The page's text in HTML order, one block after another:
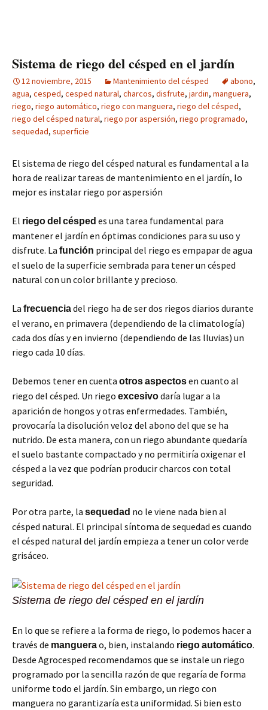
Sistema de riego del césped en el jardín
12 noviembre, 2015 Mantenimiento del césped abono,
agua, cesped, cesped natural, charcos, disfrute, jardin, manguera,
riego, riego automático, riego con manguera, riego del césped,
riego del césped natural, riego por aspersión, riego programado,
sequedad, superficie
El sistema de riego del césped natural es fundamental a la
hora de realizar tareas de mantenimiento en el jardín, lo
mejor es instalar riego por aspersión
El riegodel césped es una tarea fundamental para
mantener el jardín en óptimas condiciones para su uso y
disfrute. La función principal del riego es empapar de agua
el suelo de la superficie sembrada para tener un césped
natural con un color brillante y precioso.
La frecuenciadel riego ha de ser dos riegos diarios durante
el verano, en primavera (dependiendo de la climatología)
cada dos días y en invierno (dependiendo de las lluvias) un
riego cada 10 días.
Debemos tener en cuenta otrosaspectosen cuanto al
riego del césped. Un riego excesivodaría lugar a la
aparición de hongos y otras enfermedades. También,
provocaría la disolución veloz del abono del que se ha
nutrido. De esta manera, con un riego abundante quedaría
el suelo bastante compactado y no permitiría oxigenar el
césped a la vez que podrían producir charcos con total
seguridad.
Por otra parte, la sequedad no le viene nada bien al
césped natural. El principal síntoma de sequedad es cuando
el césped natural del jardín empieza a tener un color verde
grisáceo.
Sistema de riego del césped en el jardín
En lo que se refiere a la forma de riego, lo podemos hacer a
través de manguerao, bien, instalando riegoautomático.
Desde Agrocesped recomendamos que se instale un riego
programado por la sencilla razón de que regaría de forma
uniforme todo el jardín. Sin embargo, un riego con
manguera no garantizaría esta uniformidad. Si bien esto